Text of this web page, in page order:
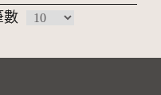
數